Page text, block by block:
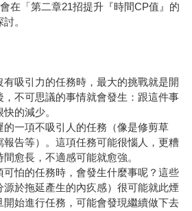
在「第二章21招提升『時間CP值』的
。
吸引力的任務時，最大的挑戰就是開
不可思議的事情就會發生：跟這件事
的減少。
一項不吸引人的任務（像是修剪草
告等）。這項任務可能很惱人，更糟
愈長，不適感可能就愈強。
怕的任務時，會發生什麼事呢？這些
於拖延產生的內疚感）很可能就此煙
始進行任務，可能會發現繼續做下去